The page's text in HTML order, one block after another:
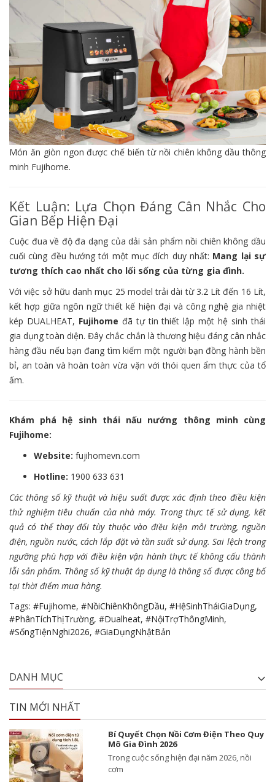
Món ăn giòn ngon được chế biến từ nồi chiên không dầu thông
minh Fujihome.
Kết Luận: Lựa Chọn Đáng Cân Nhắc Cho
Gian Bếp Hiện Đại
Cuộc đua về độ đa dạng của dải sản phẩm nồi chiên không dầu
cuối cùng đều hướng tới một mục đích duy nhất: Mang lại sự
tương thích cao nhất cho lối sống của từng gia đình.
Với việc sở hữu danh mục 25 model trải dài từ 3.2 Lít đến 16 Lít,
kết hợp giữa ngôn ngữ thiết kế hiện đại và công nghệ gia nhiệt
kép DUALHEAT, Fujihome đã tự tin thiết lập một hệ sinh thái
gia dụng toàn diện. Đây chắc chắn là thương hiệu đáng cân nhắc
hàng đầu nếu bạn đang tìm kiếm một người bạn đồng hành bền
bỉ, an toàn và hoàn toàn vừa vặn với thói quen ẩm thực của tổ
ấm.
Khám phá hệ sinh thái nấu nướng thông minh cùng
Fujihome:
Website: fujihomevn.com
Hotline: 1900 633 631
Các thông số kỹ thuật và hiệu suất được xác định theo điều kiện
thử nghiệm tiêu chuẩn của nhà máy. Trong thực tế sử dụng, kết
quả có thể thay đổi tùy thuộc vào điều kiện môi trường, nguồn
điện, nguồn nước, cách lắp đặt và tần suất sử dụng. Sai lệch trong
ngưỡng phù hợp với điều kiện vận hành thực tế không cấu thành
lỗi sản phẩm. Thông số kỹ thuật áp dụng là thông số được công bố
tại thời điểm mua hàng.
Tags: #Fujihome, #NồiChiênKhôngDầu, #HệSinhTháiGiaDụng,
#PhânTíchThịTrường, #Dualheat, #NộiTrợThôngMinh,
#SốngTiệnNghi2026, #GiaDụngNhậtBản
DANH MỤC
TIN MỚI NHẤT
Bí Quyết Chọn Nồi Cơm Điện Theo Quy
Mô Gia Đình 2026
Trong cuộc sống hiện đại năm 2026, nồi
cơm